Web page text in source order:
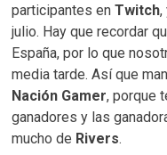
participantes enTwitch,
julio. Hay que recordar
España, por lo que
media tarde. Así que
Nación Gamer, porque
ganadores y las
mucho de Rivers.